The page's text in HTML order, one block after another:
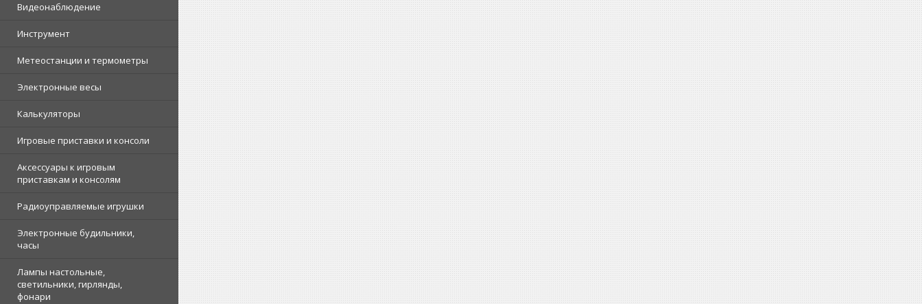
Видеонаблюдение
Инструмент
Метеостанции и термометры
Электронные весы
Калькуляторы
Игровые приставки и консоли
Аксессуары к игровым
приставкам и консолям
Радиоуправляемые игрушки
Электронные будильники,
часы
Лампы настольные,
светильники, гирлянды,
фонари